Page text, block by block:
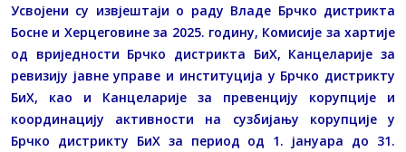
Усвојени су извјештаји о раду Владе Брчко дистрикта
Босне и Херцеговине за 2025. годину, Комисије за хартије
од вриједности Брчко дистрикта БиХ, Канцеларије за
ревизију јавне управе и институција у Брчко дистрикту
БиХ, као и Канцеларије за превенцију корупције и
координацију активности на сузбијању корупције у
Брчко дистрикту БиХ за период од 1. јануара до 31.